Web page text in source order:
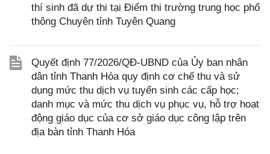
thí sinh đã dự thi tại Điểm thi trường trung học phổ
thông Chuyên tỉnh Tuyên Quang
Quyết định 77/2026/QĐ-UBND của Ủy ban nhân
dân tỉnh Thanh Hóa quy định cơ chế thu và sử
dụng mức thu dịch vụ tuyển sinh các cấp học;
danh mục và mức thu dịch vụ phục vụ, hỗ trợ hoạt
động giáo dục của cơ sở giáo dục công lập trên
địa bàn tỉnh Thanh Hóa